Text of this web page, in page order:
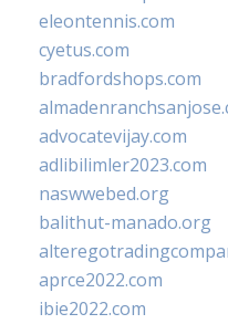
eleontennis.com
cyetus.com
bradfordshops.com
advocatevijay.com
adlibilimler2023.com
naswwebed.org
balithut-manado.org
aprce2022.com
ibie2022.com